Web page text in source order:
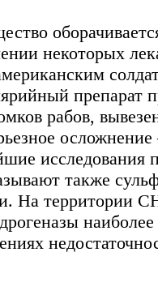
некоторых
препарат
рабов,
исследования
также
На территории